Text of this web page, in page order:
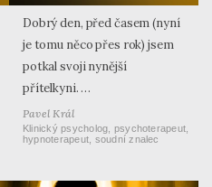
Dobrý den, před časem (nyní
je tomu něco přes rok) jsem
potkal svoji nynější
přítelkyni. …
Pavel Král
Klinický psycholog, psychoterapeut,
hypnoterapeut, soudní znalec